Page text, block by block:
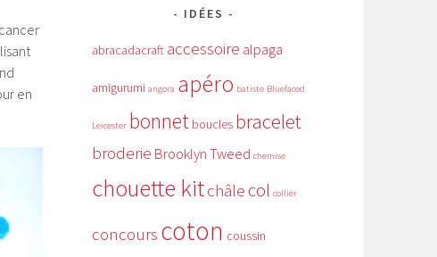
en
IDÉES
abracadacraft accessoire alpaga
amigurumi angora apéro batiste Bluefaced
Leicester bonnet boucles bracelet
broderie Brooklyn Tweed chemise
chouette kitchâle col collier
concours coton coussin